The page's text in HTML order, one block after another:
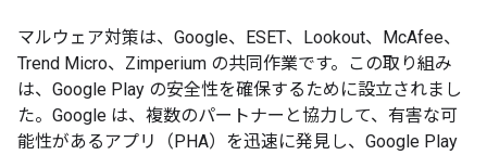
マルウェア対策は、Google、ESET、Lookout、McAfee、
Trend Micro、Zimperium の共同作業です。この取り組み
は、Google Play の安全性を確保するために設立されまし
た。Google は、複数のパートナーと協力して、有害な可
能性があるアプリ（PHA）を迅速に発見し、Google Play